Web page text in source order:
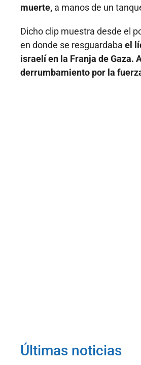
muerte, a manos de un
Dicho clip muestra desde el
en donde se resguardaba el
israelí en la Franja de Gaza.
derrumbamiento por la
Últimas noticias